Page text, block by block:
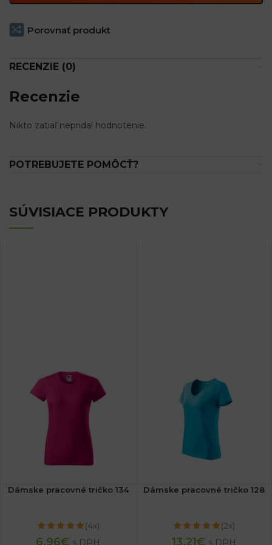
Porovnať produkt
RECENZIE (0)
Recenzie
Nikto zatiaľ nepridal hodnotenie.
POTREBUJETE POMÔCŤ?
SÚVISIACE PRODUKTY
Dámske pracovné tričko 134
(4x)
6.96€ s DPH
Dámske pracovné tričko 128
(2x)
13.21€ s DPH